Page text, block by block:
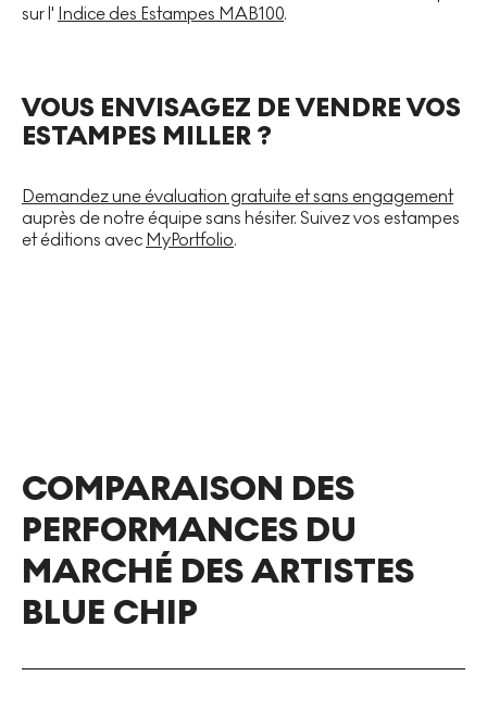
sur l' Indice des Estampes MAB100.
VOUS ENVISAGEZ DE VENDRE VOS
ESTAMPES MILLER ?
Demandez une évaluation gratuite et sans engagement
auprès de notre équipe sans hésiter. Suivez vos estampes
et éditions avec MyPortfolio.
COMPARAISON DES
PERFORMANCES DU
MARCHÉ DES ARTISTES
BLUE CHIP